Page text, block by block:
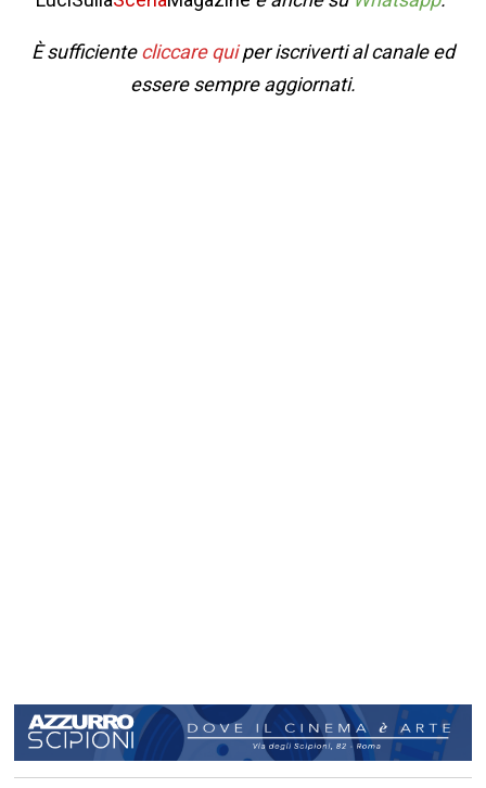
È sufficientecliccare quiper iscriverti al canale ed
essere sempre aggiornati.